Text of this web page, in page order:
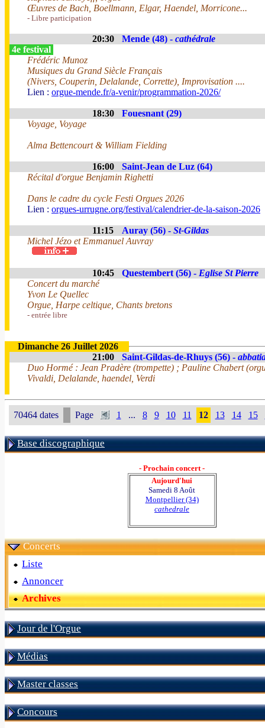
Œuvres de Bach, Boellmann, Elgar, Haendel, Morricone...
- Libre participation
20:30 Mende (48) - cathédrale
4e festival
Frédéric Munoz
Musiques du Grand Siècle Français
(Nivers, Couperin, Delalande, Corrette), Improvisation ....
Lien : orgue-mende.fr/a-venir/programmation-2026/
18:30
Fouesnant (29)
Voyage, Voyage
Alma Bettencourt & William Fielding
16:00
Saint-Jean de Luz (64)
Récital d'orgue Benjamin Righetti
Dans le cadre du cycle Festi Orgues 2026
Lien : orgues-urrugne.org/festival/calendrier-de-la-saison-2026
11:15 Auray (56) - St-Gildas
Michel Jézo et Emmanuel Auvray
10:45 Questembert (56) - Eglise St Pierre
Concert du marché
Yvon Le Quellec
Orgue, Harpe celtique, Chants bretons
- entrée libre
Dimanche 26 Juillet 2026
21:00
Saint-Gildas-de-Rhuys (56) -
Duo Hormé : Jean Pradère (trompette) ; Pauline Chabert
Vivaldi, Delalande, haendel, Verdi
70464 dates Page 1 ... 8 9 10 11 12 13 14 15
Base discographique
- Prochain concert -
Aujourd'hui
Samedi 8 Août
Montpellier (34)
cathedrale
Concerts
Liste
Annoncer
Archives
Jour de l'Orgue
Médias
Master classes
Concours